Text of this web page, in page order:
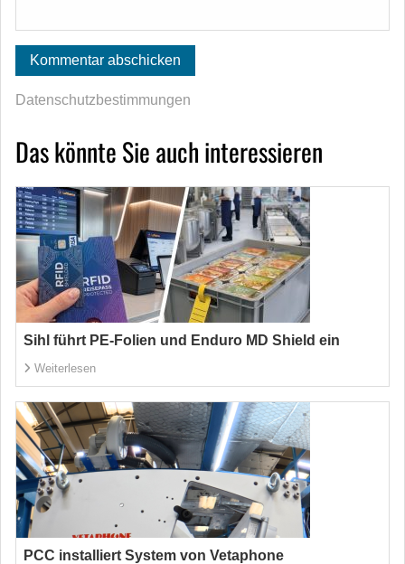
Datenschutzbestimmungen
Das könnte Sie auch interessieren
Sihl führt PE-Folien und Enduro MD Shield ein
Weiterlesen
PCC installiert System von Vetaphone